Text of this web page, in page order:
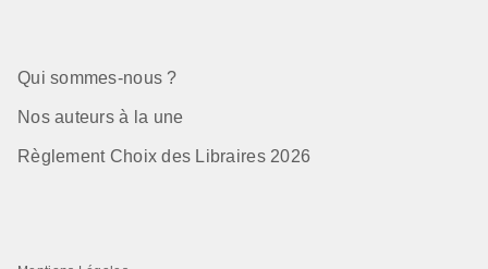
Qui sommes-nous ?
Nos auteurs à la une
Règlement Choix des Libraires 2026